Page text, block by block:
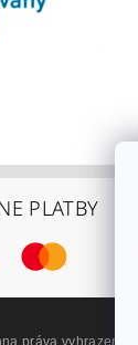
PLATBY